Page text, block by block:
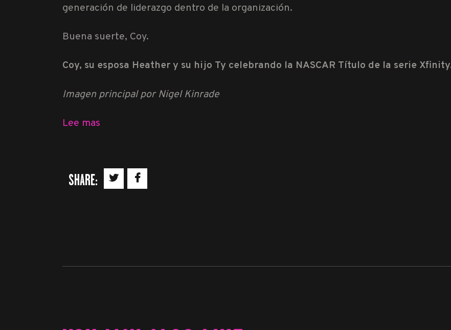
generación de liderazgo dentro de la organización.
Buena suerte, Coy.
Coy, su esposa Heather y su hijo Ty celebrando la NASCAR Título de la serie
Imagen principal por Nigel Kinrade
Lee mas
SHARE: